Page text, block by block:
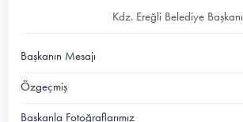
Kdz. Ereğli Belediye Başkanı
Başkanın Mesajı
Özgeçmiş
Başkanla Fotoğraflarımız